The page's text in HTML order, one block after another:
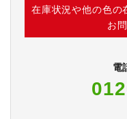
在庫状況や他の色の
お
電